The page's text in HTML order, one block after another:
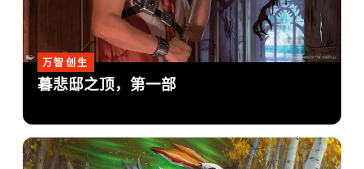
万智创生
暮悲邸之顶，第一部